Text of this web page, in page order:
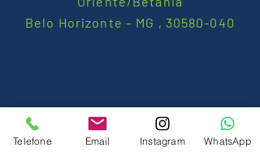
Belo Horizonte – MG , 30580-040
Telefone Email Instagram WhatsApp